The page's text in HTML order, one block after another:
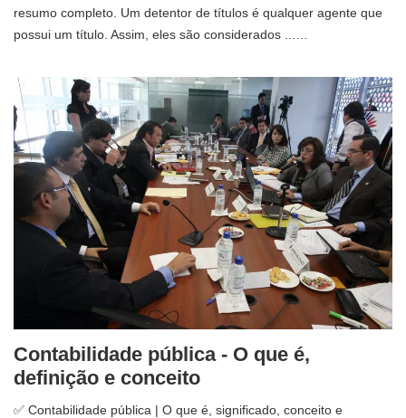
resumo completo. Um detentor de títulos é qualquer agente que
possui um título. Assim, eles são considerados ...…
Contabilidade pública - O que é,
definição e conceito
✅ Contabilidade pública | O que é, significado, conceito e